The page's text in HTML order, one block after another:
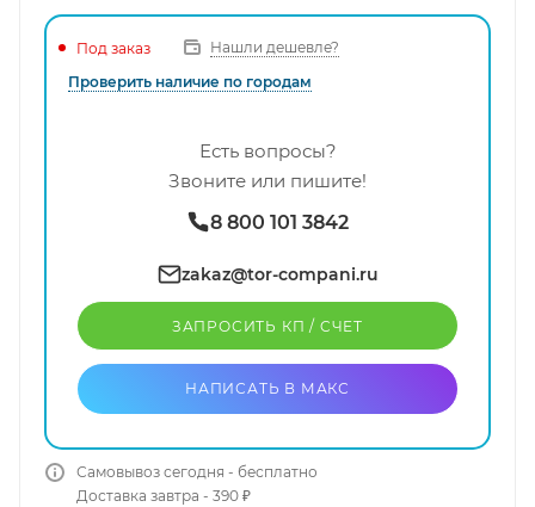
Под заказ
Нашли дешевле?
Проверить наличие по городам
Есть вопросы?
Звоните или пишите!
8 800 101 3842
zakaz@tor-compani.ru
ЗАПРОСИТЬ КП / CЧЕТ
НАПИСАТЬ В МАКС
Самовывоз сегодня - бесплатно
Доставка завтра - 390 ₽